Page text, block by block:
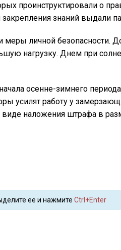
проинструктировали о
знаний выдали
личной безопасности.
нагрузку. Днем при
осенне-зимнего
усилят работу у
наложения штрафа в
ее и нажмите Ctrl+Enter